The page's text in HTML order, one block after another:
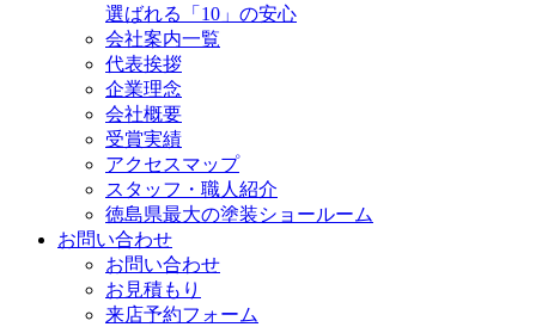
選ばれる「10」の安心
会社案内一覧
代表挨拶
企業理念
会社概要
受賞実績
アクセスマップ
スタッフ・職人紹介
徳島県最大の塗装ショールーム
お問い合わせ
お問い合わせ
お見積もり
来店予約フォーム